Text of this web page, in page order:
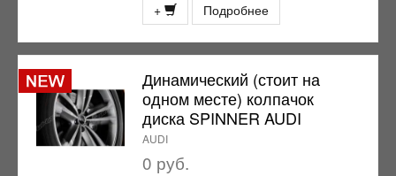
+ Подробнее
Динамический (стоит на
одном месте) колпачок
диска SPINNER AUDI
AUDI
0 руб.